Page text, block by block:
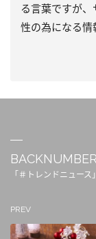
る言葉ですが
性の為になる情
BACKNUMBER
「＃トレンドニュー
PREV